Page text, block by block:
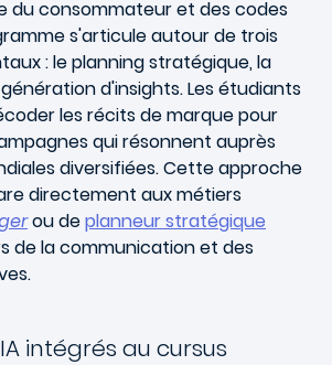
du consommateur et des codes
s'articule autour de trois
: le planning stratégique, la
d'insights. Les étudiants
les récits de marque pour
qui résonnent auprès
diversifiées. Cette approche
directement aux métiers
ou deplanneur stratégique
de la communication et des
intégrés au cursus